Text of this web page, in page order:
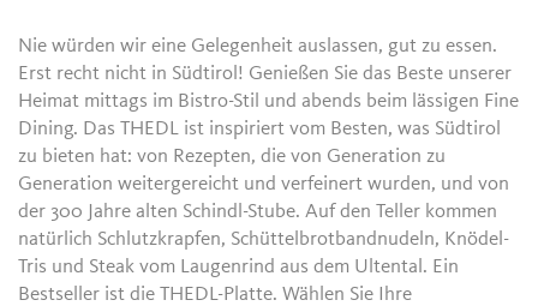
Nie würden wir eine Gelegenheit auslassen, gut zu essen.
Erst recht nicht in Südtirol! Genießen Sie das Beste unserer
Heimat mittags im Bistro-Stil und abends beim lässigen Fine
Dining. Das THEDL ist inspiriert vom Besten, was Südtirol
zu bieten hat: von Rezepten, die von Generation zu
Generation weitergereicht und verfeinert wurden, und von
der 300 Jahre alten Schindl-Stube. Auf den Teller kommen
natürlich Schlutzkrapfen, Schüttelbrotbandnudeln, Knödel-
Tris und Steak vom Laugenrind aus dem Ultental. Ein
Bestseller ist die THEDL-Platte. Wählen Sie Ihre